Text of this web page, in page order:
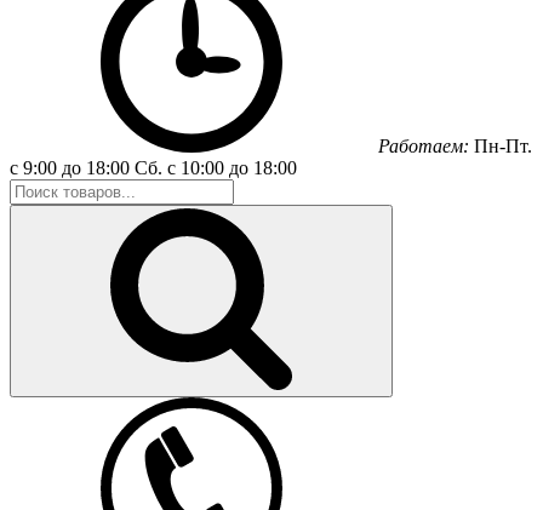
Работаем: Пн-Пт.
с 9:00 до 18:00 Сб. с 10:00 до 18:00